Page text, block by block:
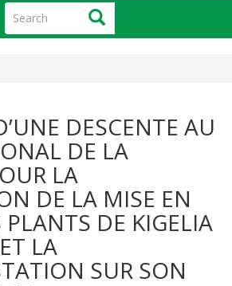
Search Search
DESCENTE AU
DE LA
LA
DE LA MISE EN
PLANTS DE KIGELIA
LA
SUR SON